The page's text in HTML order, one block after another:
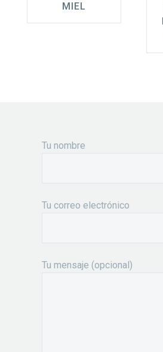
MIEL
Tu nombre
Tu correo electrónico
Tu mensaje (opcional)